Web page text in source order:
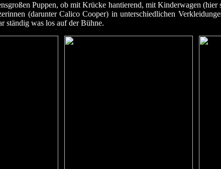
Puppen, ob mit Krücke hantierend, mit Kinderwagen
(darunter Calico Cooper) in unterschiedlichen
ständig was los auf der Bühne.